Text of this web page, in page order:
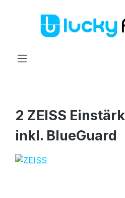
Zum Hauptinhalt springen
2 ZEISS
inkl. BlueGuard